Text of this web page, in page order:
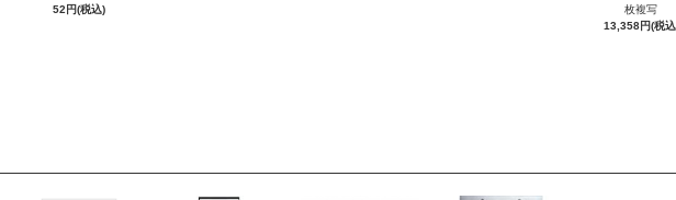
52円(税込)
枚複写
13,358円(税